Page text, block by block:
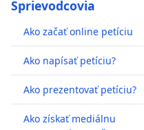
Sprievodcovia
Ako začať online petíciu
Ako napísať petíciu?
Ako prezentovať petíciu?
Ako získať mediálnu